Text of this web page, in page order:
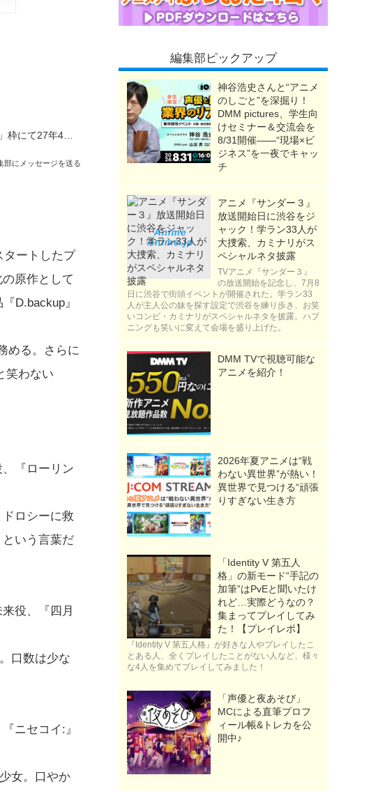
部にメッセージを送る
タートしたプ
原作として
D.backup』
める。さらに
笑わない
『ローリン
ロシーに救
いう言葉だ
役、『四月
口数は少な
ニセコイ:』
女。口やか
編集部ピックアップ
神谷浩史さんと“アニメ
のしごと”を深掘り！
DMM pictures、学生向
けセミナー＆交流会を
8/31開催――“現場×ビ
ジネス”を一夜でキャッ
チ
アニメ『サンダー３』
放送開始日に渋谷をジ
ャック！学ラン33人が
大捜索、カミナリがス
ペシャルネタ披露
TVアニメ『サンダー３』
の放送開始を記念し、7月8
日に渋谷で街頭イベントが開催された。学ラン33
人が主人公の妹を探す設定で渋谷を練り歩き、お笑
いコンビ・カミナリがスペシャルネタを披露。ハプ
ニングも笑いに変えて会場を盛り上げた。
DMM TVで視聴可能な
アニメを紹介！
2026年夏アニメは“戦
わない異世界”が熱い！
異世界で見つける“頑張
りすぎない生き方
「Identity V 第五人
格」の新モード“手記の
加筆”はPvEと聞いたけ
れど…実際どうなの？
集まってプレイしてみ
た！【プレイレポ】
『Identity V 第五人格』が好きな人やプレイしたこ
とある人、全くプレイしたことがない人など、様々
な4人を集めてプレイしてみました！
「声優と夜あそび」
MCによる直筆プロフ
ィール帳&トレカを公
開中♪